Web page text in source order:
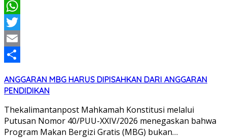
Facebook
WhatsApp
Twitter
Email
ANGGARAN MBG HARUS DIPISAHKAN DARI ANGGARAN
PENDIDIKAN
Thekalimantanpost Mahkamah Konstitusi melalui
Putusan Nomor 40/PUU-XXIV/2026 menegaskan bahwa
Program Makan Bergizi Gratis (MBG) bukan…